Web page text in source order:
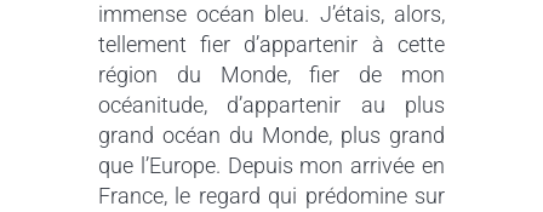
immense océan bleu. J’étais, alors,
tellement fier d’appartenir à cette
région du Monde, fier de mon
océanitude, d’appartenir au plus
grand océan du Monde, plus grand
que l’Europe. Depuis mon arrivée en
France, le regard qui prédomine sur